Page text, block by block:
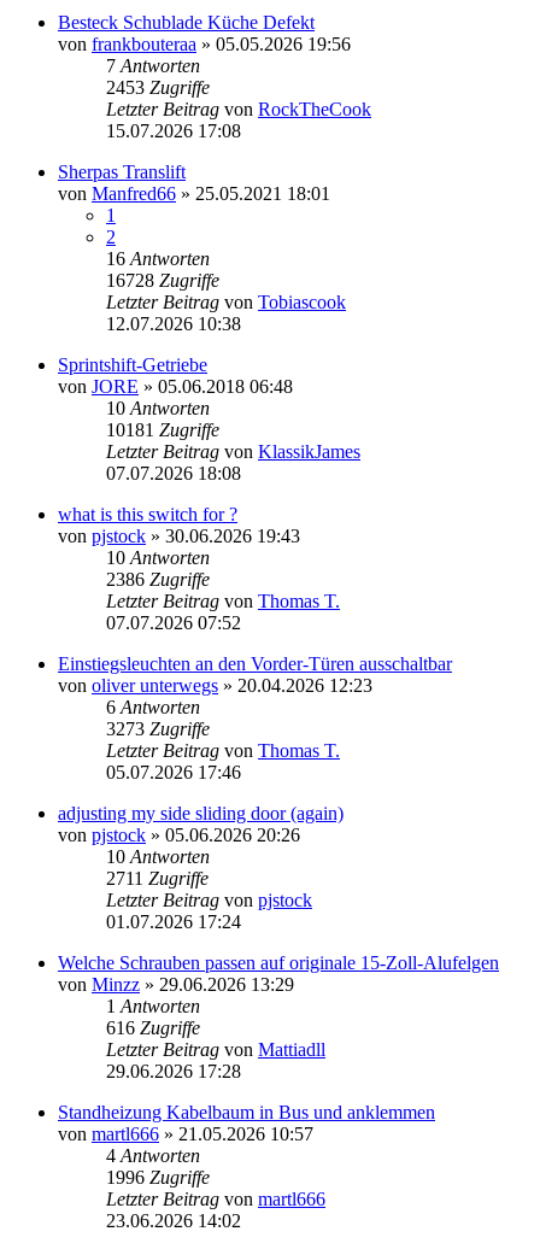
Besteck Schublade Küche Defekt
von frankbouteraa » 05.05.2026 19:56
7 Antworten
2453 Zugriffe
Letzter Beitrag von RockTheCook
15.07.2026 17:08
Sherpas Translift
von Manfred66 » 25.05.2021 18:01
1
2
16 Antworten
16728 Zugriffe
Letzter Beitrag von Tobiascook
12.07.2026 10:38
Sprintshift-Getriebe
von JORE » 05.06.2018 06:48
10 Antworten
10181 Zugriffe
Letzter Beitrag von KlassikJames
07.07.2026 18:08
what is this switch for ?
von pjstock » 30.06.2026 19:43
10 Antworten
2386 Zugriffe
Letzter Beitrag von Thomas T.
07.07.2026 07:52
Einstiegsleuchten an den Vorder-Türen ausschaltbar
von oliver unterwegs » 20.04.2026 12:23
6 Antworten
3273 Zugriffe
Letzter Beitrag von Thomas T.
05.07.2026 17:46
adjusting my side sliding door (again)
von pjstock » 05.06.2026 20:26
10 Antworten
2711 Zugriffe
Letzter Beitrag von pjstock
01.07.2026 17:24
Welche Schrauben passen auf originale 15-Zoll-Alufelgen
von Minzz » 29.06.2026 13:29
1 Antworten
616 Zugriffe
Letzter Beitrag von Mattiadll
29.06.2026 17:28
Standheizung Kabelbaum in Bus und anklemmen
von martl666 » 21.05.2026 10:57
4 Antworten
1996 Zugriffe
Letzter Beitrag von martl666
23.06.2026 14:02